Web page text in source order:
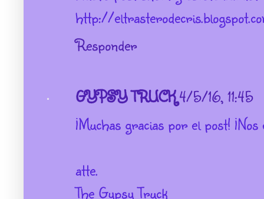
http://
Responder
GYPSY TRUCK4/5/16, 11:45
¡Muchas gracias por el post! ¡Nos
atte.
The Gypsy Truck